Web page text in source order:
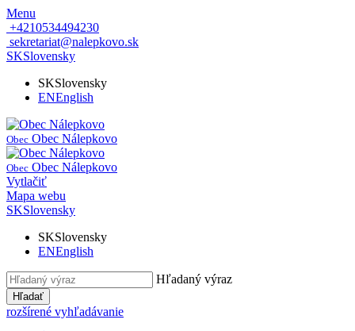
Menu
+4210534494230
sekretariat@nalepkovo.sk
SKSlovensky
SKSlovensky
ENEnglish
Obec Obec Nálepkovo
Obec Obec Nálepkovo
Vytlačiť
Mapa webu
SKSlovensky
SKSlovensky
ENEnglish
Hľadaný výraz
Hľadať
rozšírené vyhľadávanie